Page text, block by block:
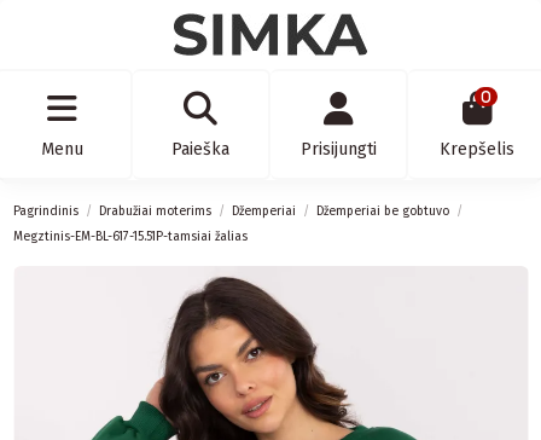
Menu Paieška Prisijungti
0
Krepšelis
Pagrindinis Drabužiai moterims Džemperiai
Džemperiai be gobtuvo
Megztinis-EM-BL-617-15.51P-tamsiai žalias